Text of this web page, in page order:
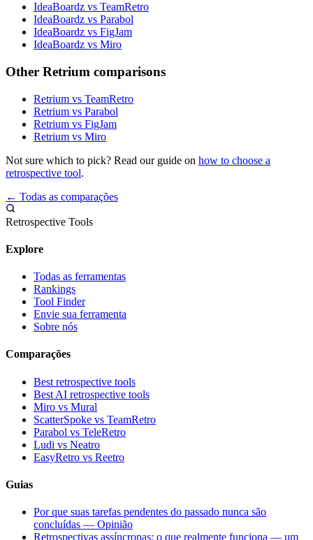
IdeaBoardz vs TeamRetro
IdeaBoardz vs Parabol
IdeaBoardz vs FigJam
IdeaBoardz vs Miro
Other Retrium comparisons
Retrium vs TeamRetro
Retrium vs Parabol
Retrium vs FigJam
Retrium vs Miro
Not sure which to pick? Read our guide on how to choose a
retrospective tool.
← Todas as comparações
Retrospective Tools
Explore
Todas as ferramentas
Rankings
Tool Finder
Envie sua ferramenta
Sobre nós
Comparações
Best retrospective tools
Best AI retrospective tools
Miro vs Mural
ScatterSpoke vs TeamRetro
Parabol vs TeleRetro
Ludi vs Neatro
EasyRetro vs Reetro
Guias
Por que suas tarefas pendentes do passado nunca são
concluídas — Opinião
Retrospectivas assíncronas: o que realmente funciona — um